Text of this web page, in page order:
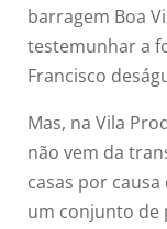
barragem Boa
testemunhar a
Francisco
Mas, na Vila
não vem da
casas por
um conjunto de